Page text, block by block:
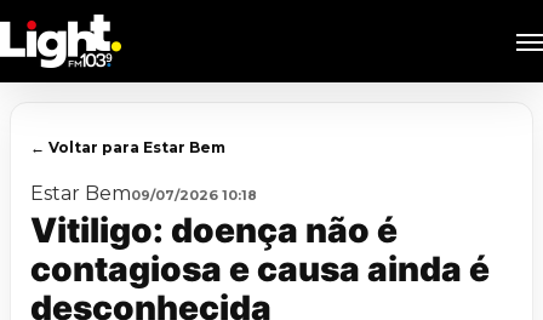
to
main
← Voltar para Estar Bem
Estar Bem09/07/2026 10:18
Vitiligo: doença não é
contagiosa e causa ainda é
desconhecida